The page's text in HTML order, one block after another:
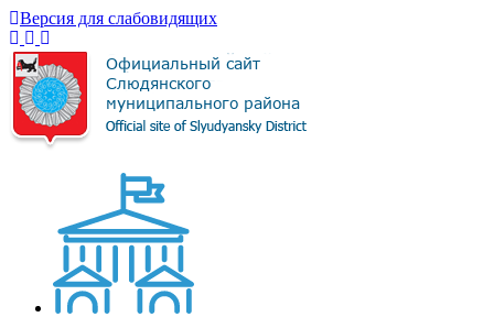
Версия для слабовидящих